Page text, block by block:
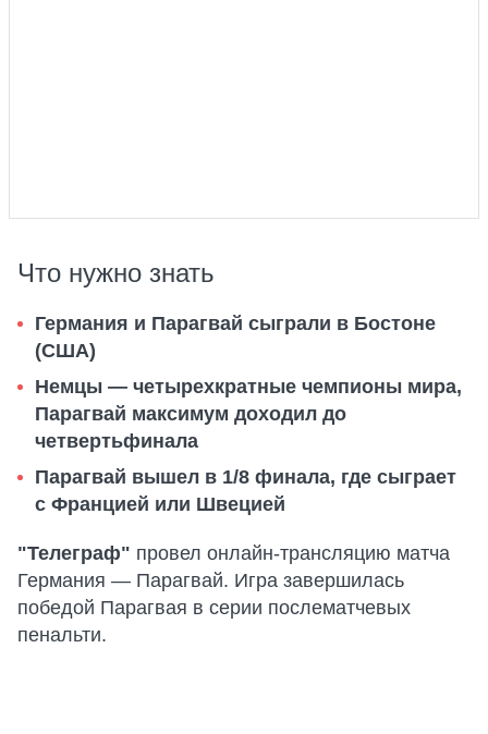
Что нужно знать
Германия и Парагвай сыграли в Бостоне
(США)
Немцы — четырехкратные чемпионы мира,
Парагвай максимум доходил до
четвертьфинала
Парагвай вышел в 1/8 финала, где сыграет
c Францией или Швецией
"Телеграф" провел онлайн-трансляцию матча
Германия — Парагвай. Игра завершилась
победой Парагвая в серии послематчевых
пенальти.